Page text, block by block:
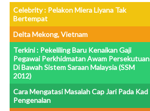
Celebrity : Pelakon Miera Liyana Tak
Bertempat
Delta Mekong, Vietnam
Terkini : Pekeliling Baru Kenaikan Gaji
Pegawai Perkhidmatan Awam Persekutuan
Di Bawah Sistem Saraan Malaysia (SSM
2012)
Cara Mengatasi Masalah Cap Jari Pada Kad
Pengenalan